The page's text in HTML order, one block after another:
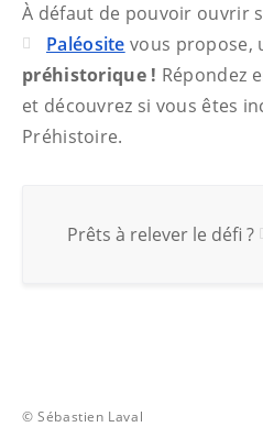
À défaut de pouvoir ouvrir
Paléosite vous propose,
préhistorique ! Répondez
et découvrez si vous êtes
Préhistoire.
Prêts à relever le défi ?
© Sébastien Laval